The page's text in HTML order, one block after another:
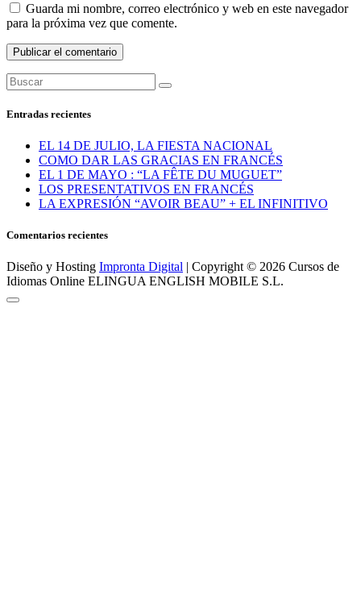
Guarda mi nombre, correo electrónico y web en este navegador
para la próxima vez que comente.
Entradas recientes
EL 14 DE JULIO, LA FIESTA NACIONAL
COMO DAR LAS GRACIAS EN FRANCÉS
EL 1 DE MAYO : “LA FÊTE DU MUGUET”
LOS PRESENTATIVOS EN FRANCÉS
LA EXPRESIÓN “AVOIR BEAU” + EL INFINITIVO
Comentarios recientes
Diseño y Hosting Impronta Digital | Copyright © 2026 Cursos de
Idiomas Online ELINGUA ENGLISH MOBILE S.L.